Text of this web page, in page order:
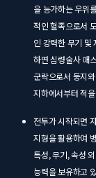
을 능가하는 우위
적인 혈족으로서
인 강력한 무기 및
하면 심령술사 애
군락으로서 둥지
지하에서부터 적
전투가 시작되면
지형을 활용하여
특성, 무기, 속성
능력을 보유하고